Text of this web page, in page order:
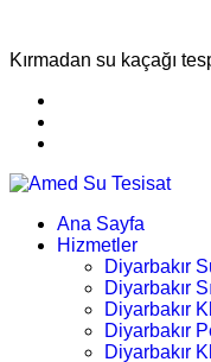
Kırmadan su kaçağı
Ana Sayfa
Hizmetler
Diyarbakır
Diyarbakır
Diyarbakır
Diyarbakır
Diyarbakır